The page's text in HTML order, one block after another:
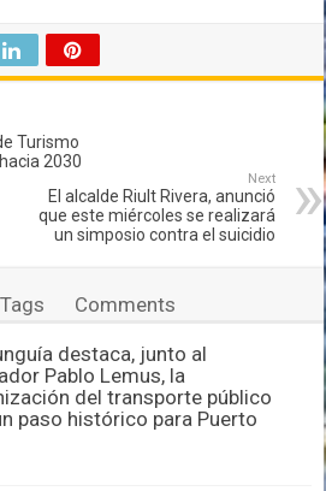
Turismo
2030
Next
El alcalde Riult Rivera, anunció
que este miércoles se realizará
un simposio contra el suicidio
Tags Comments
destaca, junto al
Pablo Lemus, la
del transporte público
paso histórico para Puerto